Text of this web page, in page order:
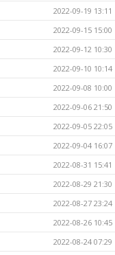
2022-09-19 13:11
2022-09-15 15:00
2022-09-12 10:30
2022-09-10 10:14
2022-09-08 10:00
2022-09-06 21:50
2022-09-05 22:05
2022-09-04 16:07
2022-08-31 15:41
2022-08-29 21:30
2022-08-27 23:24
2022-08-26 10:45
2022-08-24 07:29